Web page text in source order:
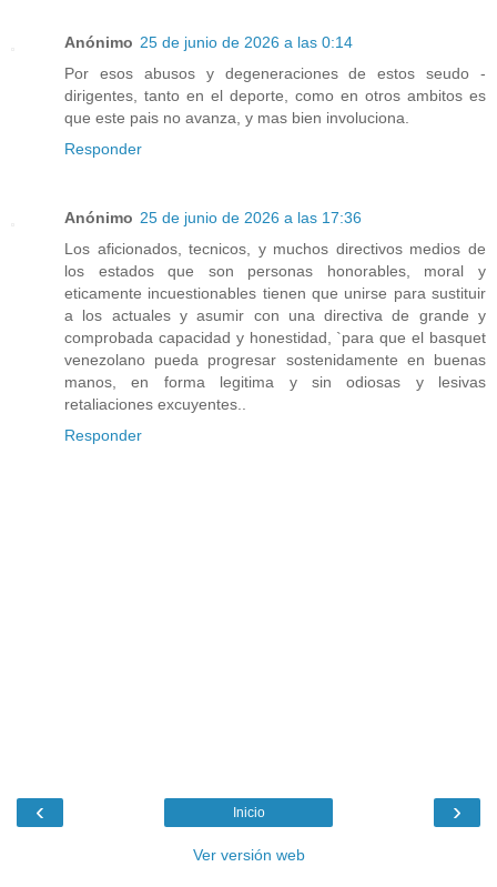
Anónimo 25 de junio de 2026 a las 0:14
Por esos abusos y degeneraciones de estos seudo -
dirigentes, tanto en el deporte, como en otros ambitos es
que este pais no avanza, y mas bien involuciona.
Responder
Anónimo 25 de junio de 2026 a las 17:36
Los aficionados, tecnicos, y muchos directivos medios de
los estados que son personas honorables, moral y
eticamente incuestionables tienen que unirse para sustituir
a los actuales y asumir con una directiva de grande y
comprobada capacidad y honestidad, `para que el basquet
venezolano pueda progresar sostenidamente en buenas
manos, en forma legitima y sin odiosas y lesivas
retaliaciones excuyentes..
Responder
‹ ›
Inicio
Ver versión web